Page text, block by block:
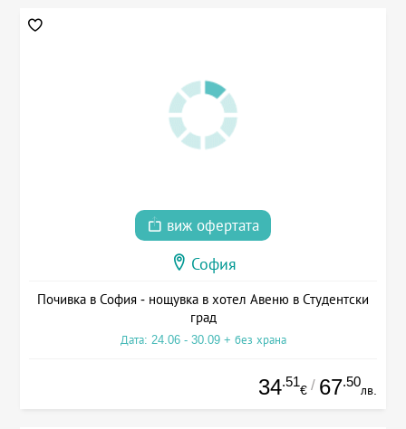
виж офертата
София
Почивка в София - нощувка в хотел Авеню в Студентски
град
Дата: 24.06 - 30.09 + без храна
34.51
€ / 67.50
лв.